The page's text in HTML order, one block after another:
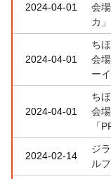
2024-04-01
会
カ
2024-04-01
ち
会
ー
2024-04-01
ち
会
「
2024-02-14
ジ
ル